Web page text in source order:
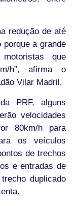
redução de até
a grande
que
h”, afirma o
Vilar Madril.
PRF, alguns
velocidades
80km/h para
os veículos
de trechos
e entradas de
duplicado